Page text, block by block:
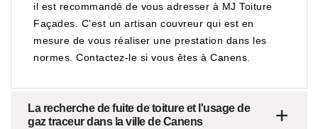
il est recommandé de vous adresser à MJ Toiture
Façades. C’est un artisan couvreur qui est en
mesure de vous réaliser une prestation dans les
normes. Contactez-le si vous êtes à Canens.
La recherche de fuite de toiture et l'usage de
gaz traceur dans la ville de Canens